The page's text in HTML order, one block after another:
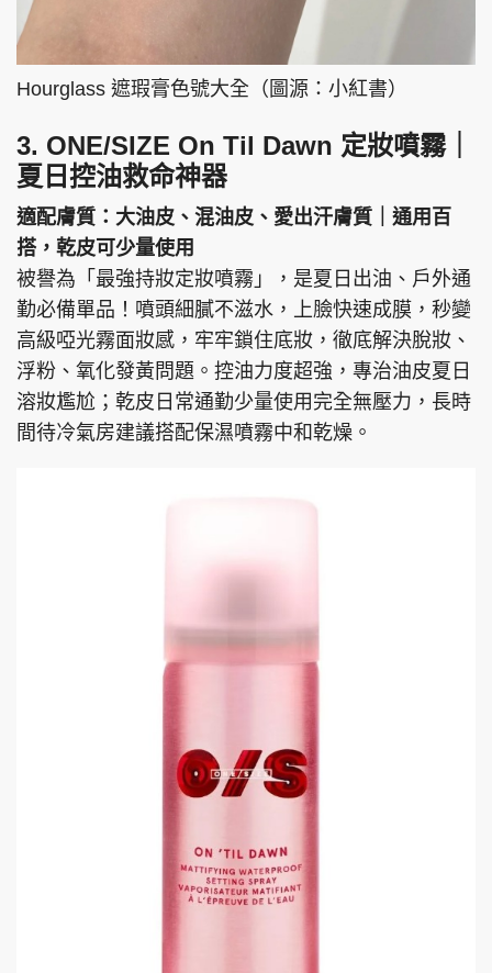
Hourglass 遮瑕膏色號大全（圖源：小紅書）
3. ONE/SIZE On Til Dawn 定妝噴霧｜
夏日控油救命神器
適配膚質：大油皮、混油皮、愛出汗膚質｜通用百
搭，乾皮可少量使用
被譽為「最強持妝定妝噴霧」，是夏日出油、戶外通
勤必備單品！噴頭細膩不滋水，上臉快速成膜，秒變
高級啞光霧面妝感，牢牢鎖住底妝，徹底解決脫妝、
浮粉、氧化發黃問題。控油力度超強，專治油皮夏日
溶妝尷尬；乾皮日常通勤少量使用完全無壓力，長時
間待冷氣房建議搭配保濕噴霧中和乾燥。